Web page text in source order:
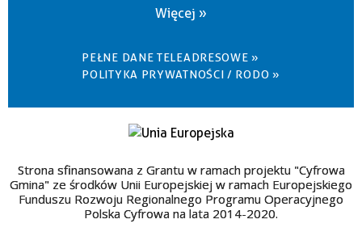
Więcej »
PEŁNE DANE TELEADRESOWE »
POLITYKA PRYWATNOŚCI / RODO »
Strona sfinansowana z Grantu w ramach projektu "Cyfrowa
Gmina" ze środków Unii Europejskiej w ramach Europejskiego
Funduszu Rozwoju Regionalnego Programu Operacyjnego
Polska Cyfrowa na lata 2014-2020.